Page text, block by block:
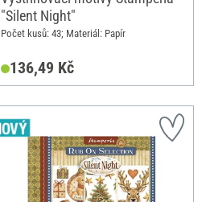
"Silent Night"
Počet kusů: 43; Materiál: Papír
136,49 Kč